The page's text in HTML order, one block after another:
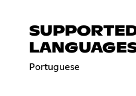
Portuguese